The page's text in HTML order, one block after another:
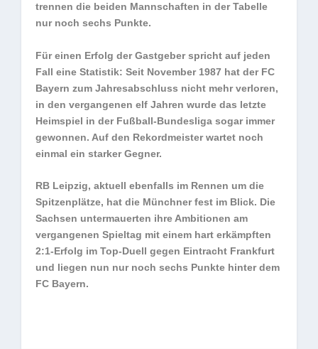
trennen die beiden Mannschaften in der Tabelle
nur noch sechs Punkte.
Für einen Erfolg der Gastgeber spricht auf jeden
Fall eine Statistik: Seit November 1987 hat der FC
Bayern zum Jahresabschluss nicht mehr verloren,
in den vergangenen elf Jahren wurde das letzte
Heimspiel in der Fußball-Bundesliga sogar immer
gewonnen. Auf den Rekordmeister wartet noch
einmal ein starker Gegner.
RB Leipzig, aktuell ebenfalls im Rennen um die
Spitzenplätze, hat die Münchner fest im Blick. Die
Sachsen untermauerten ihre Ambitionen am
vergangenen Spieltag mit einem hart erkämpften
2:1-Erfolg im Top-Duell gegen Eintracht Frankfurt
und liegen nun nur noch sechs Punkte hinter dem
FC Bayern.